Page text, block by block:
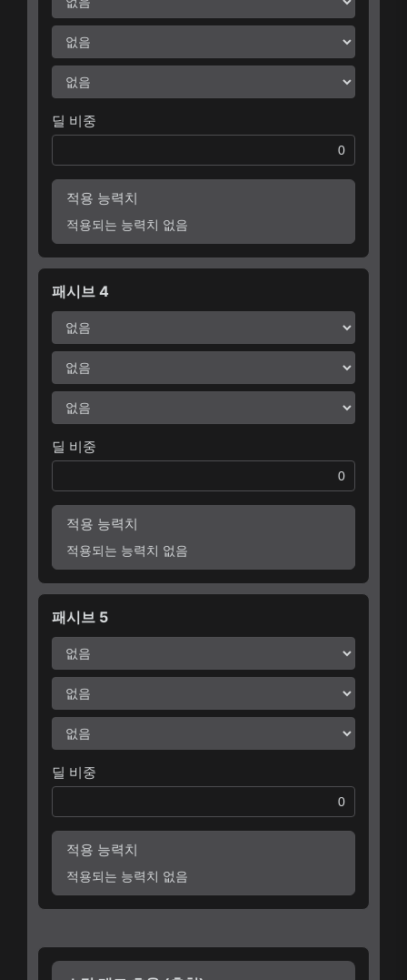
딜 비중
적용 능력치
적용되는 능력치 없음
패시브 4
딜 비중
적용 능력치
적용되는 능력치 없음
패시브 5
딜 비중
적용 능력치
적용되는 능력치 없음